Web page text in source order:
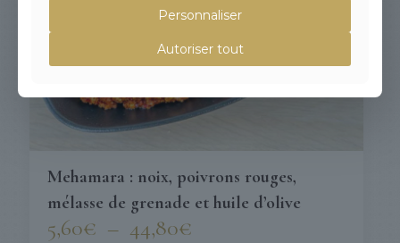
Mehamara : noix, poivrons rouges,
mélasse de grenade et huile d’olive
5,60€ – 44,80€
Personnaliser
Autoriser tout